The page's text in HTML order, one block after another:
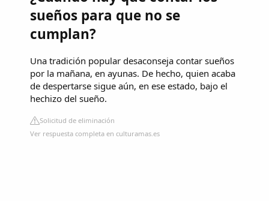
sueños para que no se
cumplan?
Una tradición popular desaconseja contar sueños
por la mañana, en ayunas. De hecho, quien acaba
de despertarse sigue aún, en ese estado, bajo el
hechizo del sueño.
Solicitud de eliminación
Ver respuesta completa en culturamas.es